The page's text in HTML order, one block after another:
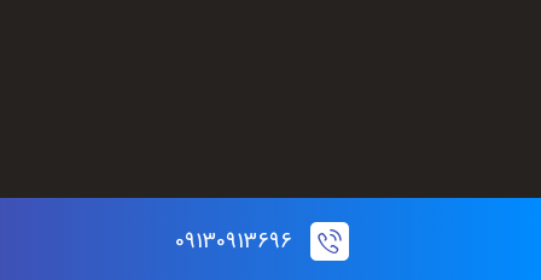
© تمام حقوق این سایت برای برنج جنوب محفوظ است.
09130913696